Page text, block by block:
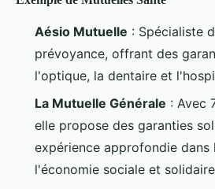
Aésio Mutuelle : Spécialiste
prévoyance, offrant des
l'optique, la dentaire et
La Mutuelle Générale : Avec
elle propose des garanties
expérience approfondie dans
l'économie sociale et